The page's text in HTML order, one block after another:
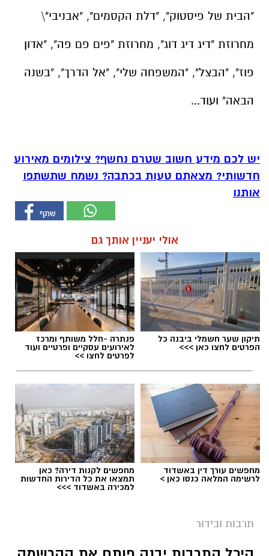
"הבית של פיסטוק", "דלת הקסמים", "אבניבי"\
מחרוזת "דיג דיג דוג", מחרוזת "פים פם פה", "אדון
פוז", "הבצל", "המשפחה שלי", "אל הדרך", "בשנה
הבאה" ועוד...
יש לכם מידע חשוב שטרם נחשף? צילומים מאירוע
חדשותי? מצאתם טעות בכתבה? נשמח שתשתפו
אותנו
אולי יעניין אותך גם
תיקון שער חשמלי ביבנה כל
הפרטים לחצו כאן >>>
פנתרה -חלל משותף ומרכז
לאירועים עסקיים ופרטיים ועוד
לפרטים לחצו >>
מחפשים עורך דין באשדוד
לרשימה המלאה כנסו כאן >
מחפשים לקנות דירה? כאן
תמצאו את כל הדירות החדשות
למכירה באשדוד >>>
תרבות ובידור